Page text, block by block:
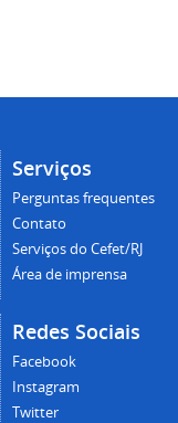
Serviços
Perguntas frequentes
Contato
Serviços do Cefet/RJ
Área de imprensa
Redes Sociais
Facebook
Instagram
Twitter